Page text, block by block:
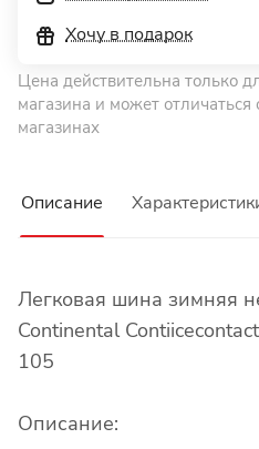
Хочу в подарок
Цена действительна только
магазина и может
магазинах
Описание
Легковая шина зимняя
Continental
105
Описание: